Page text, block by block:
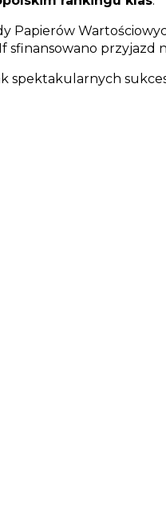
Papierów
sfinansowano
spektakularnych